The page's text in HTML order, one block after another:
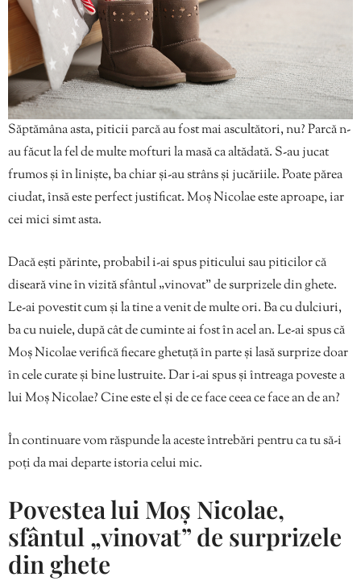
Săptămâna asta, piticii parcă au fost mai ascultători, nu? Parcă n-
au făcut la fel de multe mofturi la masă ca altădată. S-au jucat
frumos și în liniște, ba chiar și-au strâns și jucăriile. Poate părea
ciudat, însă este perfect justificat. Moș Nicolae este aproape, iar
cei mici simt asta.
Dacă ești părinte, probabil i-ai spus piticului sau piticilor că
diseară vine în vizită sfântul „vinovat” de surprizele din ghete.
Le-ai povestit cum și la tine a venit de multe ori. Ba cu dulciuri,
ba cu nuiele, după cât de cuminte ai fost în acel an. Le-ai spus că
Moș Nicolae verifică fiecare ghetuță în parte și lasă surprize doar
în cele curate și bine lustruite. Dar i-ai spus și întreaga poveste a
lui Moș Nicolae? Cine este el și de ce face ceea ce face an de an?
În continuare vom răspunde la aceste întrebări pentru ca tu să-i
poți da mai departe istoria celui mic.
Povestea lui Moș Nicolae,
sfântul „vinovat” de surprizele
din ghete